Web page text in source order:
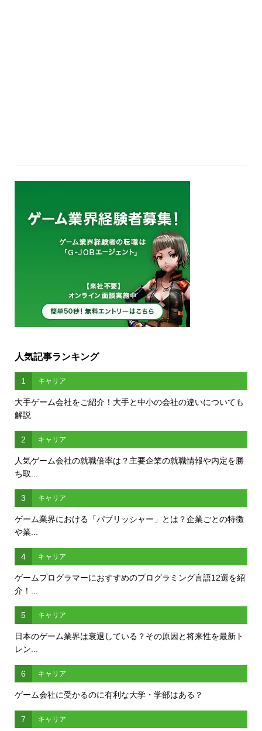
人気記事ランキング
1 キャリア
大手ゲーム会社をご紹介！大手と中小の会社の違いについても
解説
2 キャリア
人気ゲーム会社の就職倍率は？主要企業の就職情報や内定を勝
ち取...
3 キャリア
ゲーム業界における「パブリッシャー」とは？企業ごとの特徴
や業...
4 キャリア
ゲームプログラマーにおすすめのプログラミング言語12選を紹
介！...
5 キャリア
日本のゲーム業界は衰退している？その原因と将来性を最新ト
レン...
6 キャリア
ゲーム会社に受かるのに有利な大学・学部はある？
7 キャリア